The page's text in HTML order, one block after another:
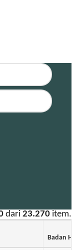
dari 23.270 item.
Badan